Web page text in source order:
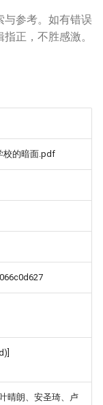
与参考。如有错误
正，不胜感激。
校的暗面.pdf
晴朗、安圣琦、卢